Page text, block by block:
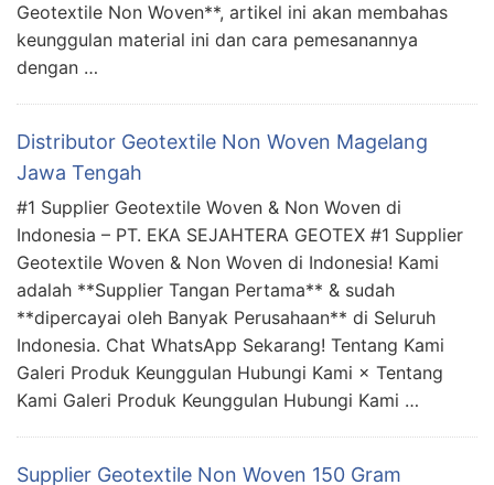
Geotextile Non Woven**, artikel ini akan membahas
keunggulan material ini dan cara pemesanannya
dengan …
Distributor Geotextile Non Woven Magelang
Jawa Tengah
#1 Supplier Geotextile Woven & Non Woven di
Indonesia – PT. EKA SEJAHTERA GEOTEX #1 Supplier
Geotextile Woven & Non Woven di Indonesia! Kami
adalah **Supplier Tangan Pertama** & sudah
**dipercayai oleh Banyak Perusahaan** di Seluruh
Indonesia. Chat WhatsApp Sekarang! Tentang Kami
Galeri Produk Keunggulan Hubungi Kami × Tentang
Kami Galeri Produk Keunggulan Hubungi Kami …
Supplier Geotextile Non Woven 150 Gram